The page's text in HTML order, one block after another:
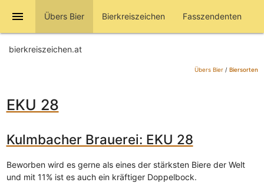
menu Übers Bier Bierkreiszeichen Fasszendenten
bierkreiszeichen.at
Übers Bier/ Biersorten
EKU 28
Kulmbacher Brauerei: EKU 28
Beworben wird es gerne als eines der stärksten Biere der Welt
und mit 11% ist es auch ein kräftiger Doppelbock.